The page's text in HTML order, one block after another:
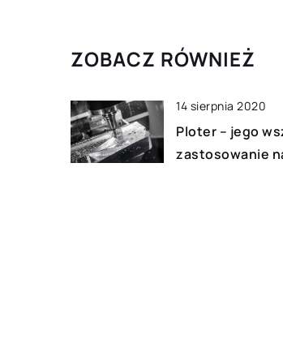
ZOBACZ RÓWNIEŻ
14 sierpnia 2020
Ploter – jego
zastosowanie